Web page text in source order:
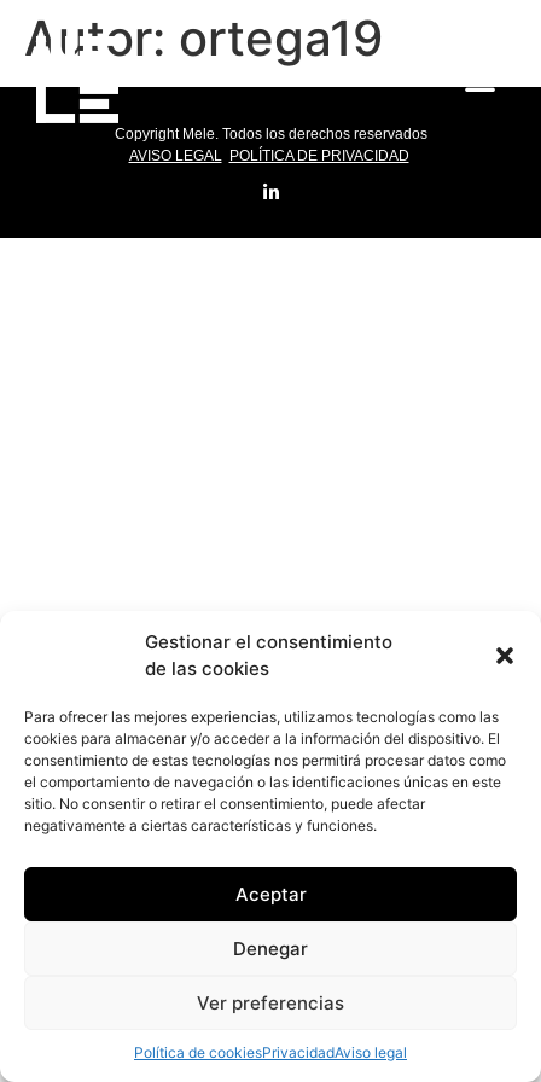
Gestionar el consentimiento
de las cookies
Para ofrecer las mejores experiencias, utilizamos tecnologías como las
cookies para almacenar y/o acceder a la información del dispositivo. El
consentimiento de estas tecnologías nos permitirá procesar datos como
el comportamiento de navegación o las identificaciones únicas en este
sitio. No consentir o retirar el consentimiento, puede afectar
negativamente a ciertas características y funciones.
Aceptar
Denegar
Ver preferencias
Política de cookiesPrivacidadAviso legal
Autor: ortega19
Copyright Mele. Todos los derechos reservados
AVISO LEGAL
POLÍTICA DE PRIVACIDAD